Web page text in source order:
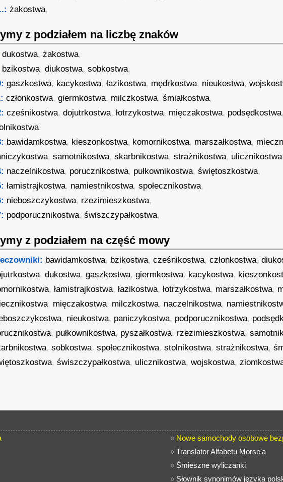
żakostwa,
z podziałem na liczbę znaków
dukostwa,żakostwa,
bzikostwa,diukostwa,sobkostwa,
gaszkostwa, kacykostwa,łazikostwa, mędrkostwa, nieukostwa,
członkostwa,giermkostwa, milczkostwa,śmiałkostwa,
cześnikostwa,dojutrkostwa,łotrzykostwa, mięczakostwa, podsędkostwa,
,
bawidamkostwa, kieszonkostwa, komornikostwa, marszałkostwa,
,samotnikostwa,skarbnikostwa,strażnikostwa, ulicznikostwa,
naczelnikostwa, porucznikostwa, pułkownikostwa,świętoszkostwa,
łamistrajkostwa, namiestnikostwa,społecznikostwa,
nieboszczykostwa, rzezimieszkostwa,
podporucznikostwa,świszczypałkostwa,
z podziałem na część mowy
bawidamkostwa, bzikostwa,cześnikostwa,członkostwa,
,dukostwa,gaszkostwa,giermkostwa, kacykostwa,
,łamistrajkostwa,łazikostwa,łotrzykostwa, marszałkostwa,
, mięczakostwa, milczkostwa, naczelnikostwa,
, nieukostwa, paniczykostwa, podporucznikostwa,
, pułkownikostwa, pyszałkostwa, rzezimieszkostwa,
,sobkostwa,społecznikostwa,stolnikostwa,strażnikostwa,
,świszczypałkostwa, ulicznikostwa,wojskostwa,
» Nowe samochody osobowe
» Translator Alfabetu Morse'a
» Śmieszne wyliczanki
» Słownik synonimów języka